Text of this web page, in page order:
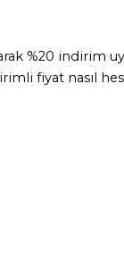
%20 indirim
fiyat nasıl